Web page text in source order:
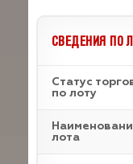
СВЕДЕНИЯ ПО
Статус
по лоту
лота